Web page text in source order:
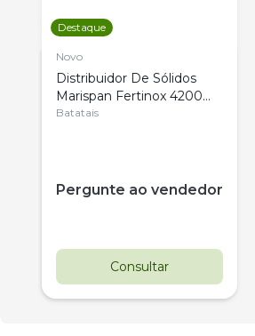
Destaque
Novo
Distribuidor De Sólidos
Marispan Fertinox 4200
Citrus
Batatais
Pergunte ao vendedor
Consultar